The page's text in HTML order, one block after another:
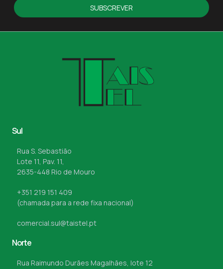
SUBSCREVER
Sul
Rua S. Sebastião
Lote 11, Pav. 11,
2635-448 Rio de Mouro
+351 219 151 409
(chamada para a rede fixa nacional)
comercial.sul@taistel.pt
Norte
Rua Raimundo Durães Magalhães, lote 12